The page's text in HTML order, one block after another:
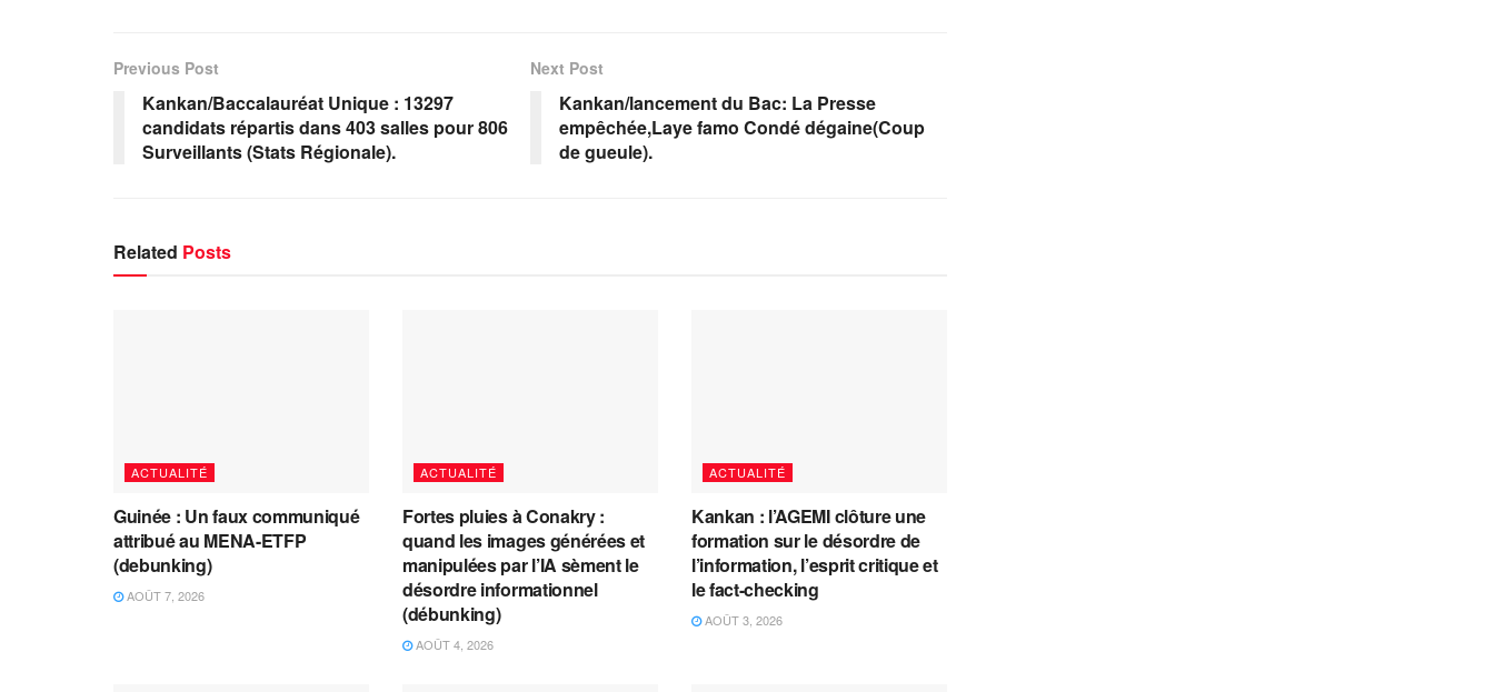
Previous Post
Kankan/Baccalauréat Unique : 13297
candidats répartis dans 403 salles pour 806
Surveillants (Stats Régionale).
Next Post
Kankan/lancement du Bac: La Presse
empêchée,Laye famo Condé dégaine(Coup
de gueule).
Related Posts
ACTUALITÉ
Guinée : Un faux communiqué
attribué au MENA-ETFP
(debunking)
AOÛT 7, 2026
ACTUALITÉ
Fortes pluies à Conakry :
quand les images générées et
manipulées par l’IA sèment le
désordre informationnel
(débunking)
AOÛT 4, 2026
ACTUALITÉ
Kankan : l’AGEMI clôture une
formation sur le désordre de
l’information, l’esprit critique et
le fact-checking
AOÛT 3, 2026